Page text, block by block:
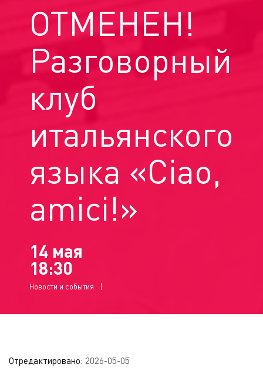
ОТМЕНЕН!
Разговорный
клуб
итальянского
языка «Ciao,
amici!»
14 мая
18:30
Новости и события
Отредактировано: 2026-05-05